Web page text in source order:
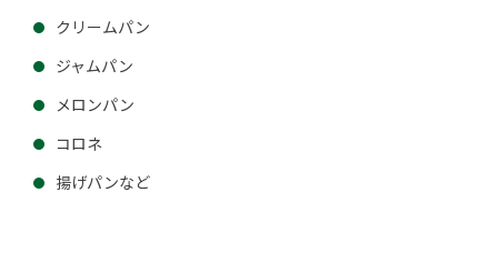
クリームパン
ジャムパン
メロンパン
コロネ
揚げパンなど